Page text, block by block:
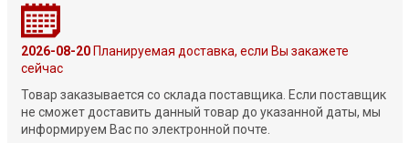
2026-08-20Планируемая доставка, если Вы закажете
сейчас
Товар заказывается со склада поставщика. Если поставщик
не сможет доставить данный товар до указанной даты, мы
информируем Вас по электронной почте.